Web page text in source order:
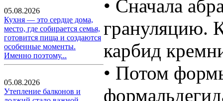
05.08.2026
Кухня — это сердце дома,
место, где собирается семья,
готовится пища и создаются
особенные моменты.
Именно поэтому...
05.08.2026
Утепление балконов и
• Сначала
грануляцию.
карбид
• Потом